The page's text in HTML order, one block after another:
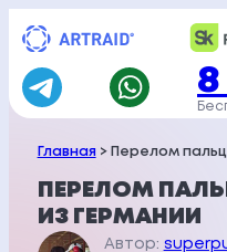
Перейти
содержимому
8
Главная> Перелом
ПЕРЕЛОМ
ИЗ ГЕРМАНИИ
Автор: